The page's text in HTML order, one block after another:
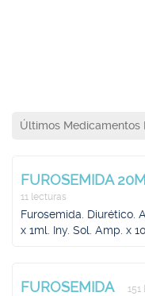
Últimos Medicamentos
FUROSEMIDA
11 lecturas
Furosemida. Diurético.
x 1ml. Iny. Sol. Amp. x
FUROSEMIDA 151